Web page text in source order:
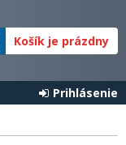
Košík je prázdny
Prihlásenie